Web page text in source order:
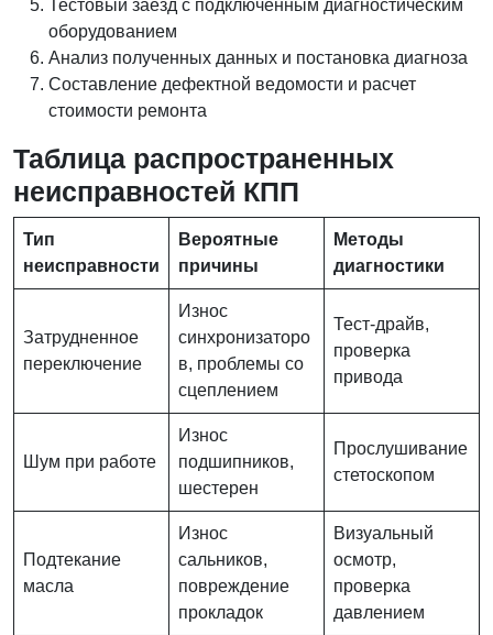
Тестовый заезд с подключенным диагностическим
оборудованием
Анализ полученных данных и постановка диагноза
Составление дефектной ведомости и расчет
стоимости ремонта
Таблица распространенных
неисправностей КПП
Тип
неисправности
Вероятные
причины
Методы
диагностики
Затрудненное
переключение
Износ
синхронизаторо
в, проблемы со
сцеплением
Тест-драйв,
проверка
привода
Шум при работе
Износ
подшипников,
шестерен
Прослушивание
стетоскопом
Подтекание
масла
Износ
сальников,
повреждение
прокладок
Визуальный
осмотр,
проверка
давлением